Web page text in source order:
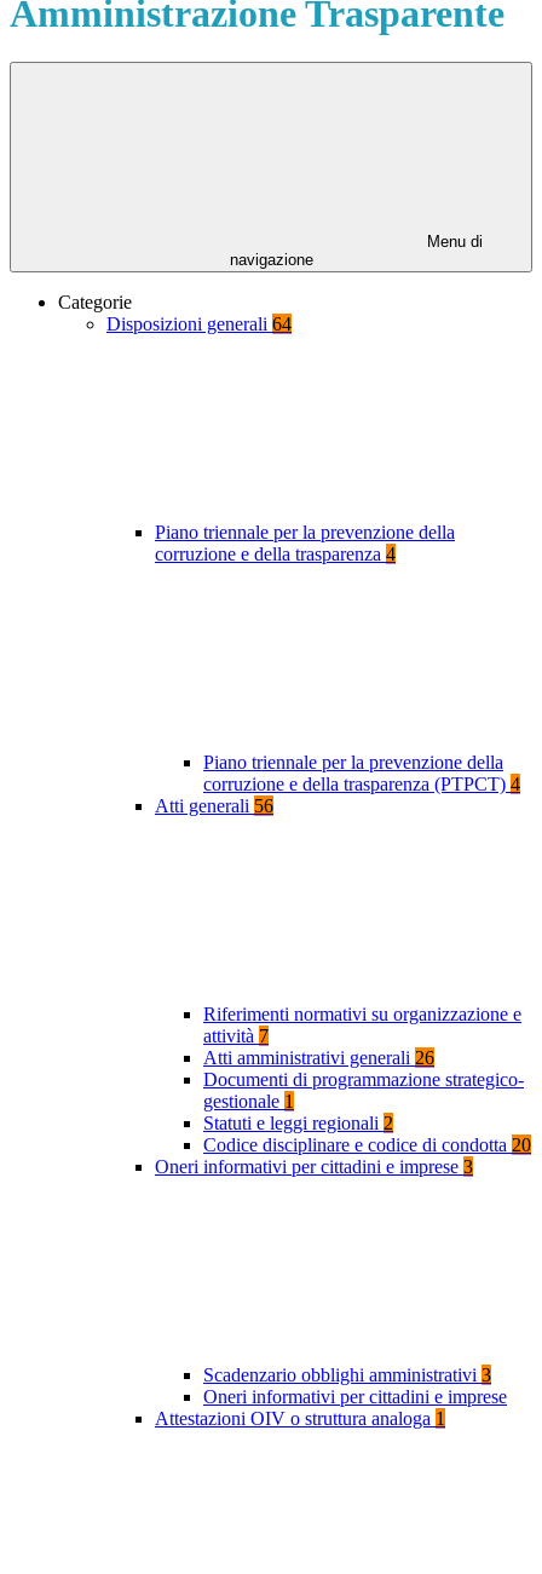
Amministrazione Trasparente
Menu di
navigazione
Categorie
Disposizioni generali 64
Piano triennale per la prevenzione della
corruzione e della trasparenza 4
Piano triennale per la prevenzione della
corruzione e della trasparenza (PTPCT) 4
Atti generali 56
Riferimenti normativi su organizzazione e
attività 7
Atti amministrativi generali 26
Documenti di programmazione strategico-
gestionale 1
Statuti e leggi regionali 2
Codice disciplinare e codice di condotta 20
Oneri informativi per cittadini e imprese 3
Scadenzario obblighi amministrativi 3
Oneri informativi per cittadini e imprese
Attestazioni OIV o struttura analoga 1